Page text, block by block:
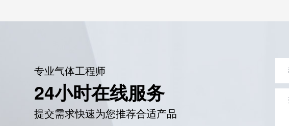
专业气体工程师
24小时在线服务
提交需求快速为您推荐合适产品